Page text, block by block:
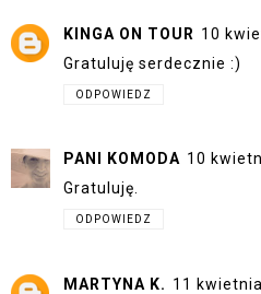
KINGA ON TOUR 10
Gratuluję serdecznie :)
ODPOWIEDZ
PANI KOMODA 10
Gratuluję.
ODPOWIEDZ
MARTYNA K. 11